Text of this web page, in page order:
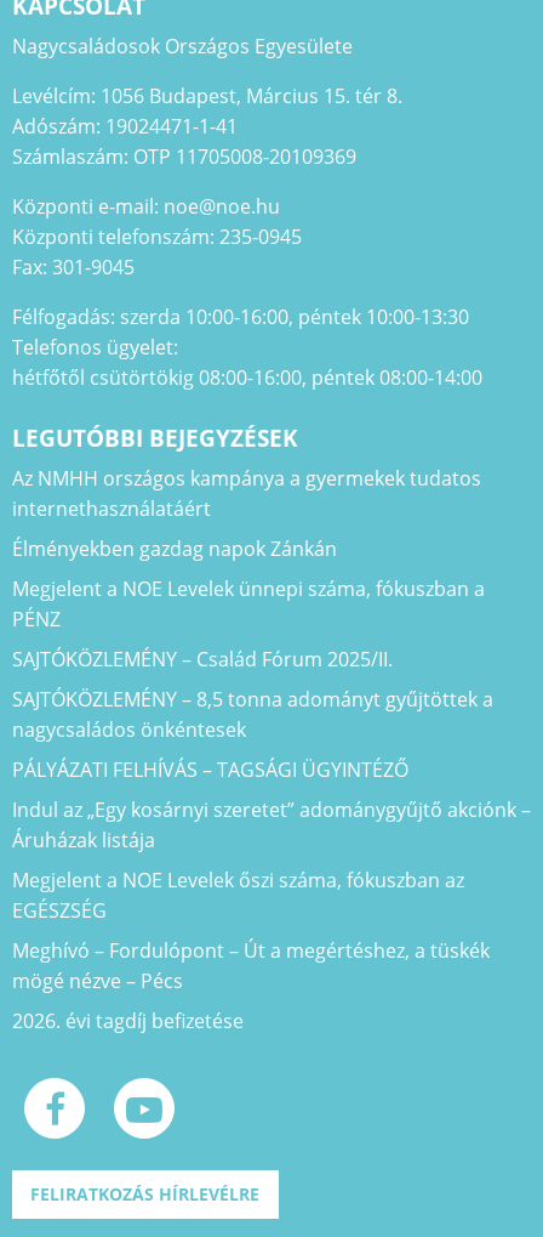
Nagycsaládosok Országos Egyesülete
Levélcím: 1056 Budapest, Március 15. tér 8.
Adószám: 19024471-1-41
Számlaszám: OTP 11705008-20109369
Központi e-mail: noe@noe.hu
Központi telefonszám: 235-0945
Fax: 301-9045
Félfogadás: szerda 10:00-16:00, péntek 10:00-13:30
Telefonos ügyelet:
hétfőtől csütörtökig 08:00-16:00, péntek 08:00-14:00
LEGUTÓBBI BEJEGYZÉSEK
Az NMHH országos kampánya a gyermekek tudatos
internethasználatáért
Élményekben gazdag napok Zánkán
Megjelent a NOE Levelek ünnepi száma, fókuszban a
PÉNZ
SAJTÓKÖZLEMÉNY – Család Fórum 2025/II.
SAJTÓKÖZLEMÉNY – 8,5 tonna adományt gyűjtöttek a
nagycsaládos önkéntesek
PÁLYÁZATI FELHÍVÁS – TAGSÁGI ÜGYINTÉZŐ
Indul az „Egy kosárnyi szeretet” adománygyűjtő akciónk –
Áruházak listája
Megjelent a NOE Levelek őszi száma, fókuszban az
EGÉSZSÉG
Meghívó – Fordulópont – Út a megértéshez, a tüskék
mögé nézve – Pécs
2026. évi tagdíj befizetése
FELIRATKOZÁS HÍRLEVÉLRE